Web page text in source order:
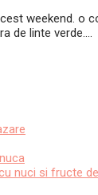
weekend. o
de linte verde....
nuci si fructe